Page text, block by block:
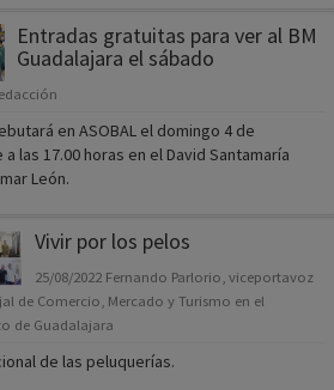
Entradas gratuitas para ver al BM
Guadalajara el sábado
en ASOBAL el domingo 4 de
las 17.00 horas en el David Santamaría
León.
Vivir por los pelos
25/08/2022 Fernando Parlorio, viceportavoz
de Comercio, Mercado y Turismo en el
de Guadalajara
de las peluquerías.